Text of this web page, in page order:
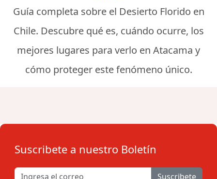
Guía completa sobre el Desierto Florido en
Chile. Descubre qué es, cuándo ocurre, los
mejores lugares para verlo en Atacama y
cómo proteger este fenómeno único.
Suscribete a nuestro Boletín
Suscribete